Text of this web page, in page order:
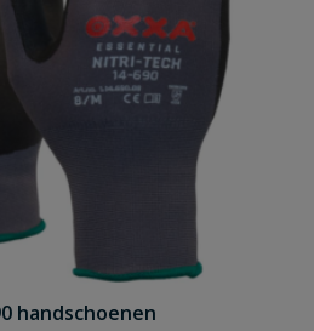
handschoenen